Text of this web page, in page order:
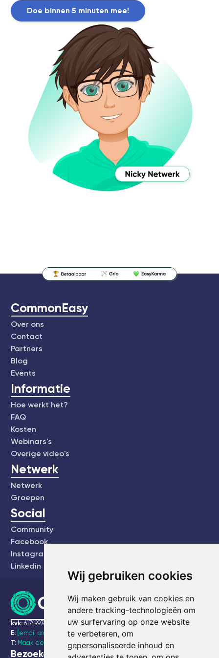
Wij gebruiken cookies
Wij maken gebruik van cookies en
andere tracking-technologieën om
uw surfervaring op onze website
te verbeteren, om
gepersonaliseerde inhoud en
Doe binnen 5 minuten mee!
CommonEasy
Over ons
Contact
Partners
Blog
Events
Informatie
Hoe werkt het?
FAQ
Kosten
Webinars's
Overige video's
Netwerk
Netwerk
Groepen
Social
Community
Facebook
Instagram
Linkedin
kvk: 61749974
E: [email protected]
T: Maak een bel afspraak
Bezoekadres